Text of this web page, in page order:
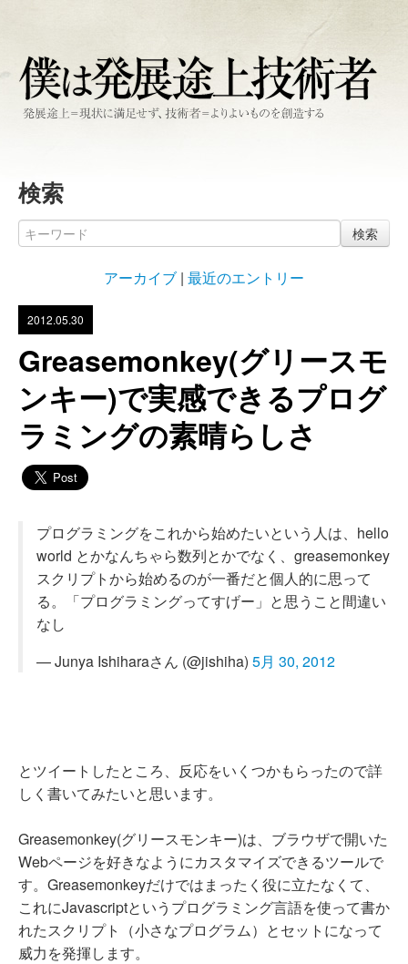
検索
検索
アーカイブ | 最近のエントリー
2012.05.30
Greasemonkey(グリースモ
ンキー)で実感できるプログ
ラミングの素晴らしさ
プログラミングをこれから始めたいという人は、hello
world とかなんちゃら数列とかでなく、greasemonkey
スクリプトから始めるのが一番だと個人的に思って
る。「プログラミングってすげー」と思うこと間違い
なし
— Junya Ishiharaさん (@jishiha) 5月 30, 2012
とツイートしたところ、反応をいくつかもらったので詳
しく書いてみたいと思います。
Greasemonkey(グリースモンキー)は、ブラウザで開いた
Webページを好きなようにカスタマイズできるツールで
す。Greasemonkeyだけではまったく役に立たなくて、
これにJavascriptというプログラミング言語を使って書か
れたスクリプト（小さなプログラム）とセットになって
威力を発揮します。